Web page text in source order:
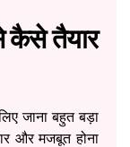
कैसे तैयार
जाना बहुत बड़ा
और मजबूत होना